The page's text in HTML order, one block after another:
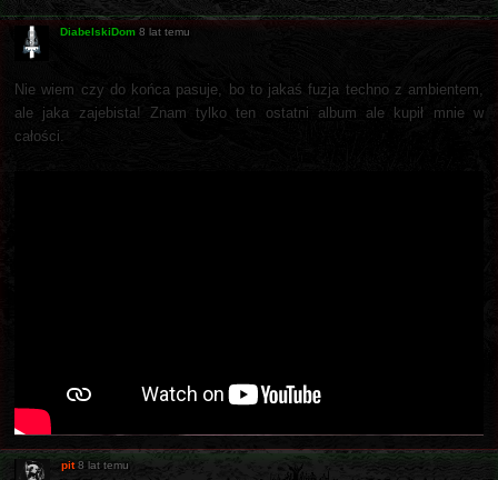
DiabelskiDom 8 lat temu
Nie wiem czy do końca pasuje, bo to jakaś fuzja techno z ambientem,
ale jaka zajebista! Znam tylko ten ostatni album ale kupił mnie w
całości.
pit 8 lat temu